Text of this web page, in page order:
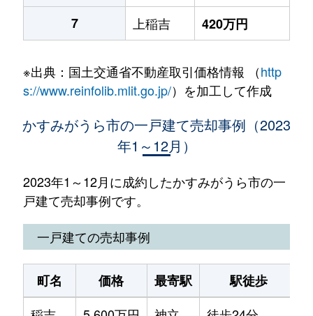
7
上稲吉 420万円
※出典：国土交通省不動産取引価格情報 （http
s://www.reinfolib.mlit.go.jp/）を加工して作成
かすみがうら市の一戸建て売却事例（2023
年1～12月）
2023年1～12月に成約したかすみがうら市の一
戸建て売却事例です。
一戸建ての売却事例
町名 価格 最寄駅 駅徒歩